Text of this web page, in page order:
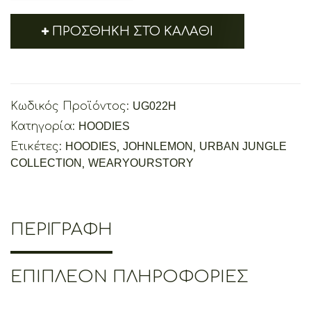
ΠΡΟΣΘΉΚΗ ΣΤΟ ΚΑΛΆΘΙ
Κωδικός Προϊόντος: UG022H
Κατηγορία: HOODIES
Ετικέτες: HOODIES, JOHNLEMON , URBAN JUNGLE
COLLECTION , WEARYOURSTORY
ΠΕΡΙΓΡΑΦΉ
ΕΠΙΠΛΈΟΝ ΠΛΗΡΟΦΟΡΊΕΣ